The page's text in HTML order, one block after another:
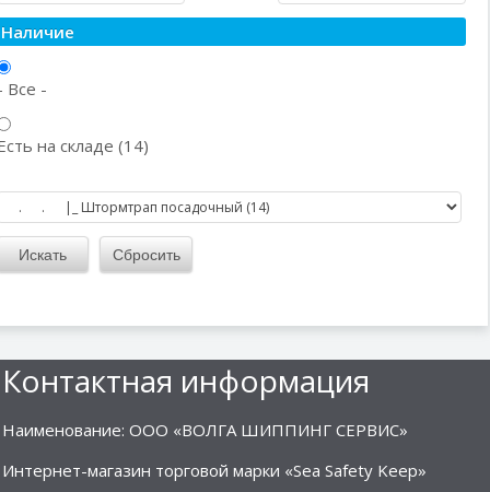
Наличие
Все -
на складе (14)
Контактная информация
Наименование: ООО «ВОЛГА ШИППИНГ СЕРВИС»
Интернет-магазин торговой марки «Sea Safety Keep»